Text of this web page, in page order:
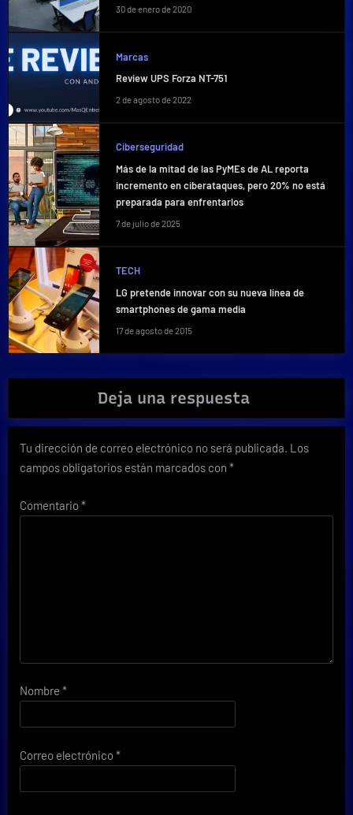
30 de enero de 2020
Marcas
Review UPS Forza NT-751
2 de agosto de 2022
Ciberseguridad
Más de la mitad de las PyMEs de AL reporta
incremento en ciberataques, pero 20% no está
preparada para enfrentarlos
7 de julio de 2025
TECH
LG pretende innovar con su nueva línea de
smartphones de gama media
17 de agosto de 2015
Deja una respuesta
Tu dirección de correo electrónico no será publicada. Los
campos obligatorios están marcados con *
Comentario*
Nombre *
Correo electrónico*